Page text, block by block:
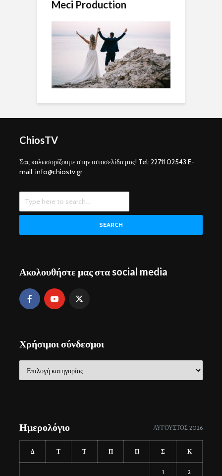
Meci Production
ChiosTV
Σας καλωσορίζουμε στην ιστοσελίδα μας! Tel: 22711 02543 E-
mail: info@chiostv.gr
SEARCH
Ακολουθήστε μας στα social media
Χρήσιμοι σύνδεσμοι
σύνδεσμοι
Ημερολόγιο ΑΎΓΟΥΣΤΟΣ 2026
Δ Τ Τ Π Π Σ Κ
1 2